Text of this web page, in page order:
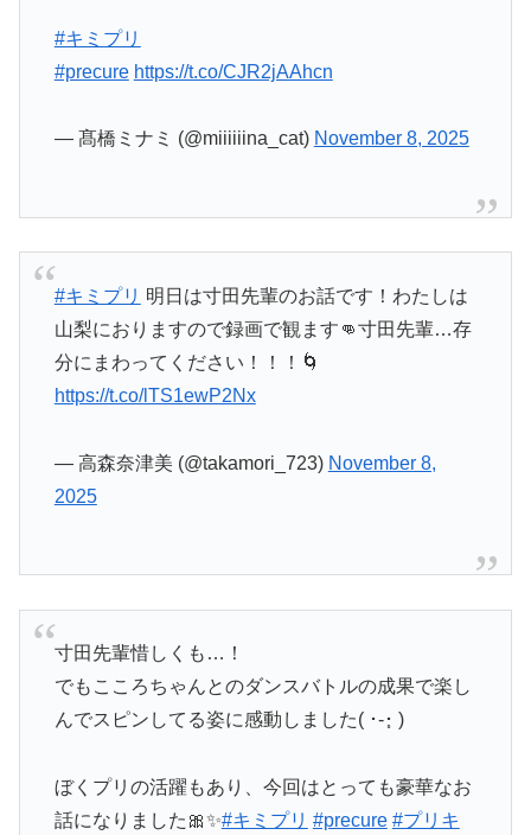
#キミプリ
#precure https://t.co/CJR2jAAhcn
— 髙橋ミナミ (@miiiiiina_cat) November 8, 2025
#キミプリ 明日は寸田先輩のお話です！わたしは
山梨におりますので録画で観ます👊寸田先輩…存
分にまわってください！！！🌀
https://t.co/lTS1ewP2Nx
— 高森奈津美 (@takamori_723) November 8,
2025
寸田先輩惜しくも…！
でもこころちゃんとのダンスバトルの成果で楽し
んでスピンしてる姿に感動しました( ･-･̥ )
ぼくプリの活躍もあり、今回はとっても豪華なお
話になりました🎀✨️#キミプリ #precure #プリキ